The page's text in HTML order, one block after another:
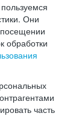
Они
обработки
часть